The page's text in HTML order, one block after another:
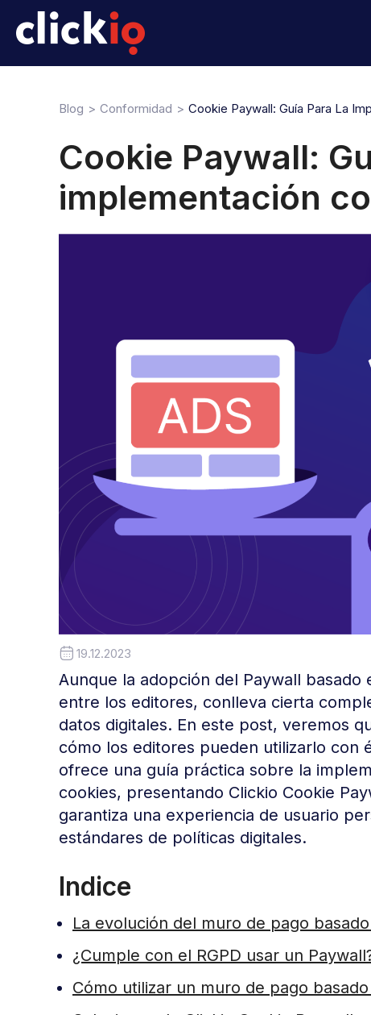
Blog Conformidad Cookie Paywall: Guía Para La
Cookie Paywall:
implementación
19.12.2023
Aunque la adopción del Paywall
entre los editores, conlleva cierta
datos digitales. En este post, veremos
cómo los editores pueden utilizarlo con
ofrece una guía práctica sobre la
cookies, presentando Clickio Cookie
garantiza una experiencia de usuario
estándares de políticas digitales.
Indice
La evolución del muro de pago
¿Cumple con el RGPD usar un
Cómo utilizar un muro de pago